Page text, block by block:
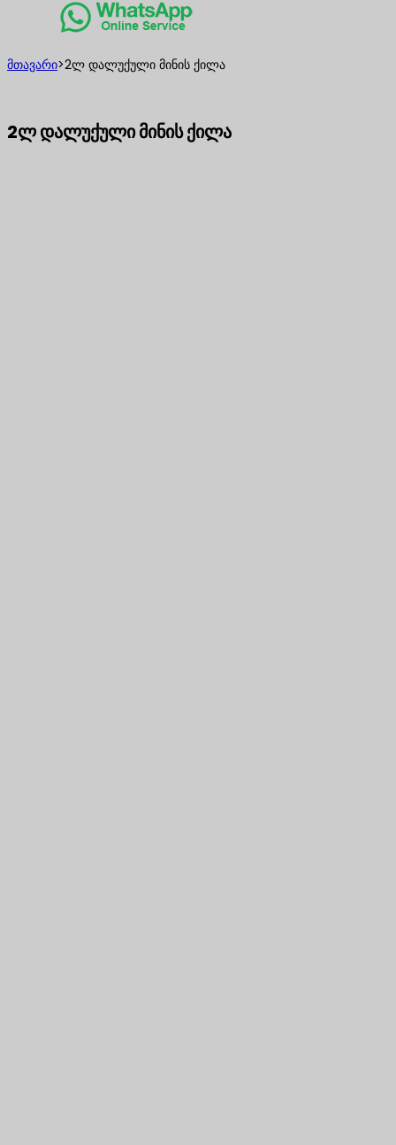
მთავარი>2ლ დალუქული მინის ქილა
2ლ დალუქული მინის ქილა